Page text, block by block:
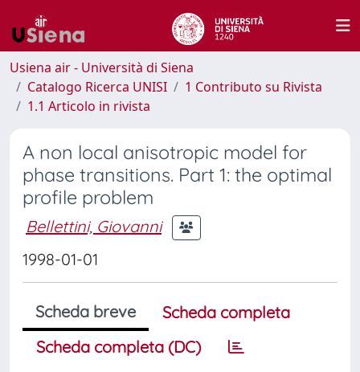
Usiena air - Università di Siena
Catalogo Ricerca UNISI
1 Contributo su Rivista
1.1 Articolo in rivista
A non local anisotropic model for
phase transitions. Part 1: the optimal
profile problem
Bellettini, Giovanni
1998-01-01
Scheda breve
Scheda completa
Scheda completa (DC)